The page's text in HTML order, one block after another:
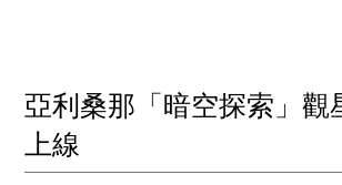
亞利桑那「暗空探索」觀
上線